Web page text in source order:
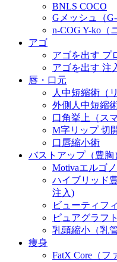
BNLS COCO
Gメッシュ（G-
n-COG Y-ko（
アゴ
アゴを出す プ
アゴを出す 注
唇・口元
人中短縮術（
外側人中短縮
口角挙上（ス
M字リップ 切
口唇縮小術
バストアップ（豊胸
Motivaエルゴ
ハイブリッド
注入)
ビューティフ
ピュアグラフ
乳頭縮小（乳
痩身
FatX Core（フ